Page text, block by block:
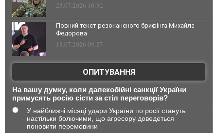
23.07.2026 10:32
Повний текст резонансного брифінга Михайла
Федорова
18.07.2026 09:27
ОПИТУВАННЯ
На вашу думку, коли далекобійні санкції України
примусять росію сісти за стіл переговорів?
У найближчі місяці удари України по росії стануть
настільки болючими, що агресору доведеться
поновити перемовини